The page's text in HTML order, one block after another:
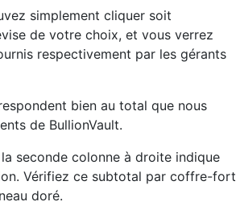
simplement cliquer soit
de votre choix, et vous verrez
respectivement par les gérants
bien au total que nous
de BullionVault.
seconde colonne à droite indique
Vérifiez ce subtotal par coffre-fort
doré.